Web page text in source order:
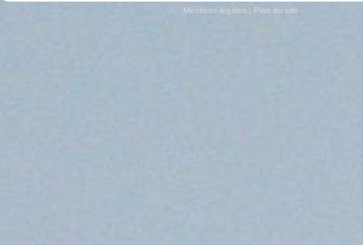
Mentions légales | Plan du site